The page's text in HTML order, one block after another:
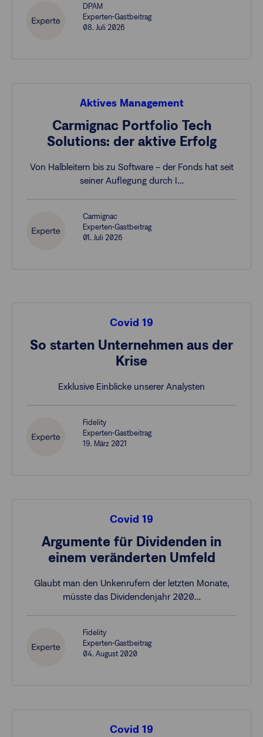
DPAM
Experten-Gastbeitrag
08. Juli 2026
Aktives Management
Carmignac Portfolio Tech
Solutions: der aktive Erfolg
Von Halbleitern bis zu Software – der Fonds hat seit
seiner Auflegung durch I…
Carmignac
Experten-Gastbeitrag
01. Juli 2026
Covid 19
So starten Unternehmen aus der
Krise
Exklusive Einblicke unserer Analysten
Fidelity
Experten-Gastbeitrag
19. März 2021
Covid 19
Argumente für Dividenden in
einem veränderten Umfeld
Glaubt man den Unkenrufern der letzten Monate,
müsste das Dividendenjahr 2020…
Fidelity
Experten-Gastbeitrag
04. August 2020
Covid 19